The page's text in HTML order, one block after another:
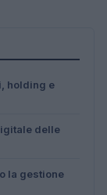
holding e
delle
la gestione